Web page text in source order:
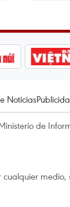
Noticias
de